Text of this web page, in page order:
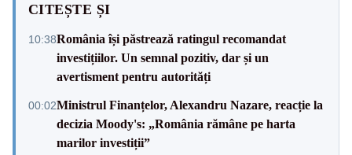
CITEȘTE ȘI
10:38România își păstrează ratingul recomandat
investițiilor. Un semnal pozitiv, dar și un
avertisment pentru autorități
00:02Ministrul Finanțelor, Alexandru Nazare, reacție la
decizia Moody's: „România rămâne pe harta
marilor investiții”